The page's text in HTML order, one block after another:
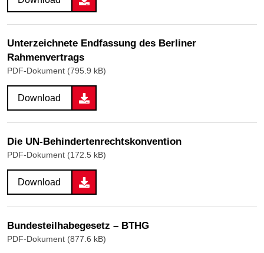
Unterzeichnete Endfassung des Berliner
Rahmenvertrags
PDF-Dokument (795.9 kB)
Download
Die UN-Behindertenrechtskonvention
PDF-Dokument (172.5 kB)
Download
Bundesteilhabegesetz – BTHG
PDF-Dokument (877.6 kB)